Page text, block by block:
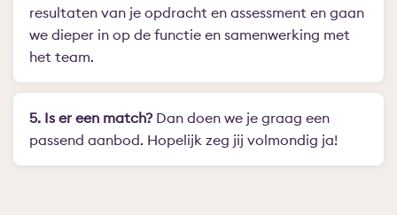
resultaten van je opdracht en assessment en gaan
we dieper in op de functie en samenwerking met
het team.
5. Is er een match?Dan doen we je graag een
passend aanbod. Hopelijk zeg jij volmondig ja!